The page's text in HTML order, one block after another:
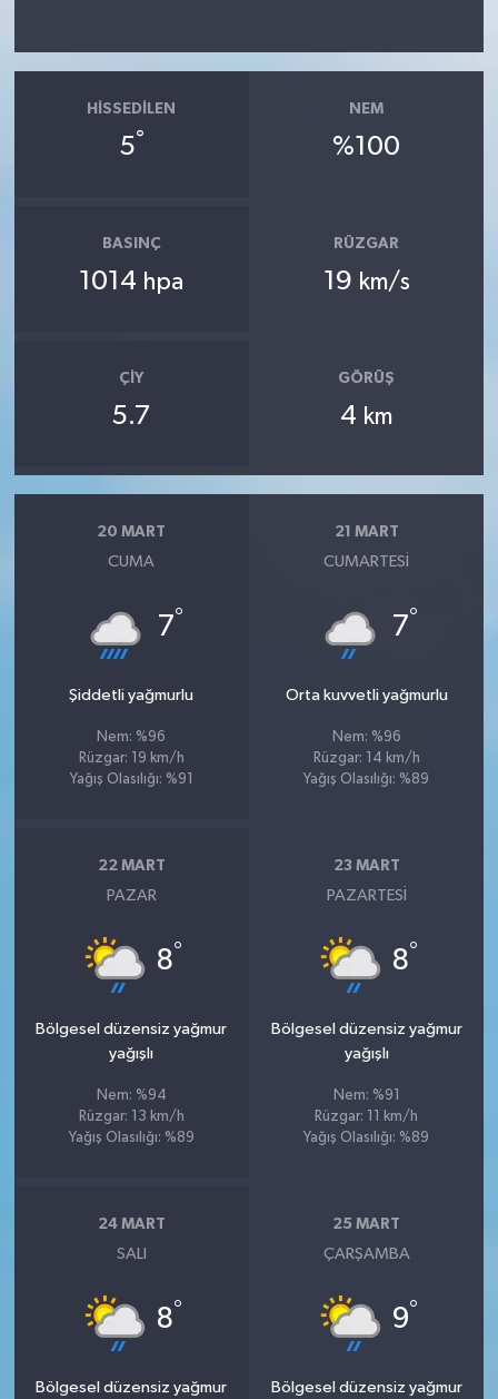
HISSEDILEN
5°
NEM
%100
BASINÇ
1014 hpa
RÜZGAR
19 km/s
ÇIY
5.7
GÖRÜŞ
4 km
20 MART
CUMA
7°
Şiddetli yağmurlu
Nem: %96
Rüzgar: 19 km/h
Yağış Olasılığı: %91
21 MART
CUMARTESI
7°
Orta kuvvetli yağmurlu
Nem: %96
Rüzgar: 14 km/h
Yağış Olasılığı: %89
22 MART
PAZAR
8°
Bölgesel düzensiz yağmur
yağışlı
Nem: %94
Rüzgar: 13 km/h
Yağış Olasılığı: %89
23 MART
PAZARTESI
8°
Bölgesel düzensiz yağmur
yağışlı
Nem: %91
Rüzgar: 11 km/h
Yağış Olasılığı: %89
24 MART
SALI
8°
Bölgesel düzensiz yağmur
25 MART
ÇARŞAMBA
9°
Bölgesel düzensiz yağmur